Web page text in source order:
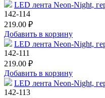
LED лента Neon-Night,
142-114
219.00 ₽
Добавить в корзину
LED лента Neon-Night,
142-111
219.00 ₽
Добавить в корзину
LED лента Neon-Night,
142-113